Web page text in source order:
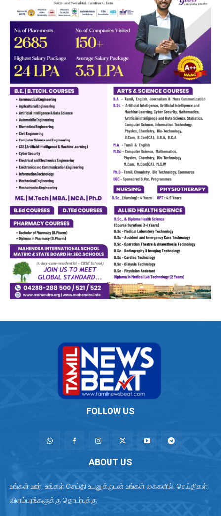
FOLLOW US
ABOUT US
உங்கள் ஊர், உங்கள் செய்தி உடனுக்குடன் உங்கள் கைகளில். செய்திகள்,
விளம்பரங்களுக்கு தொடர்புக்கு